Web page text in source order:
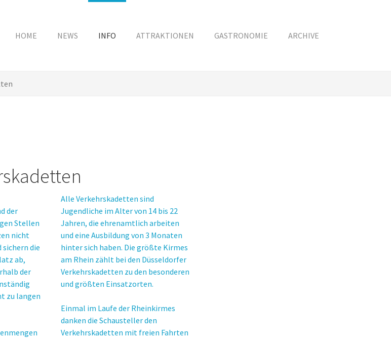
HOME NEWS INFO ATTRAKTIONEN GASTRONOMIE ARCHIVE
der
Stellen
nicht
sichern die
ab,
der
zu langen
Alle Verkehrskadetten sind
Jugendliche im Alter von 14 bis 22
Jahren, die ehrenamtlich arbeiten
und eine Ausbildung von 3 Monaten
hinter sich haben. Die größte Kirmes
am Rhein zählt bei den Düsseldorfer
Verkehrskadetten zu den besonderen
und größten Einsatzorten.
Einmal im Laufe der Rheinkirmes
danken die Schausteller den
Verkehrskadetten mit freien Fahrten